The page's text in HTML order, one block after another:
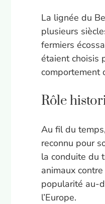
La lignée du
plusieurs
fermiers
étaient choisis
comportement
Rôle
Au fil du
reconnu pour
la conduite du
animaux
popularité au-
l’Europe.